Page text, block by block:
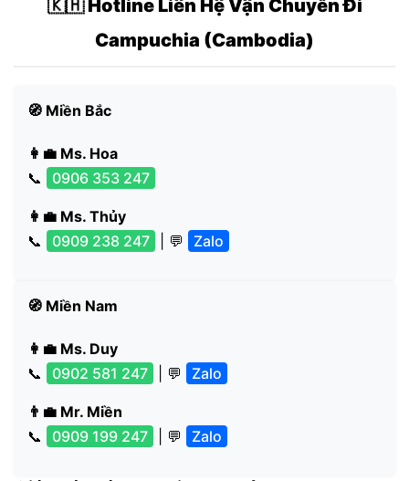
🇰🇭 Hotline Liên Hệ Vận Chuyển Đi
Campuchia (Cambodia)
🧭 Miền Bắc
👩‍💼 Ms. Hoa
📞
0906 353 247
👩‍💼 Ms. Thủy
📞
0909 238 247 | 💬 Zalo
🧭 Miền Nam
👩‍💼 Ms. Duy
📞
0902 581 247 | 💬 Zalo
👨‍💼 Mr. Miền
📞
0909 199 247 | 💬 Zalo